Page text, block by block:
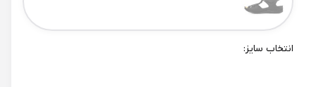
انتخاب سایز: